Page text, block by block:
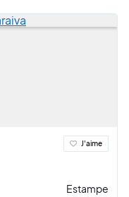
J'aime
Estampe